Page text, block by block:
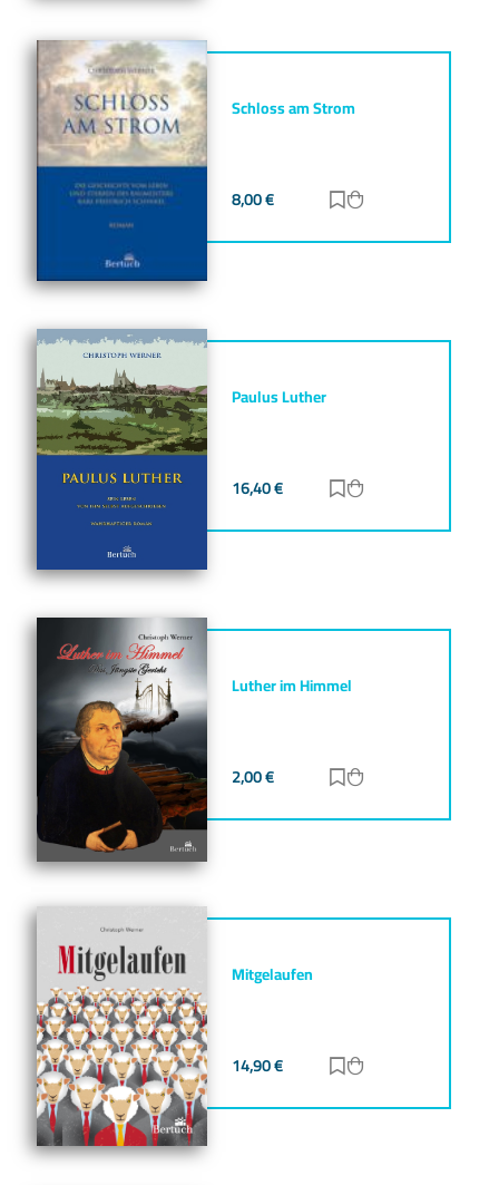
Schloss am Strom
8,00€ Zur Merkliste
Paulus Luther
16,40€ Zur Merkliste
Luther im Himmel
2,00€ Zur Merkliste
Mitgelaufen
14,90€ Zur Merkliste